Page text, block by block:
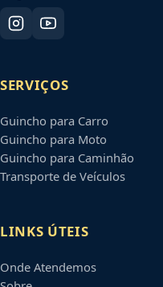
SERVIÇOS
Guincho para Carro
Guincho para Moto
Guincho para Caminhão
Transporte de Veículos
LINKS ÚTEIS
Onde Atendemos